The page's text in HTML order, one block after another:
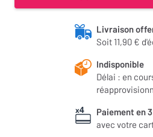
Livraison
Soit 11,90 €
Indisponible
Délai : en
Paiement en
avec votre